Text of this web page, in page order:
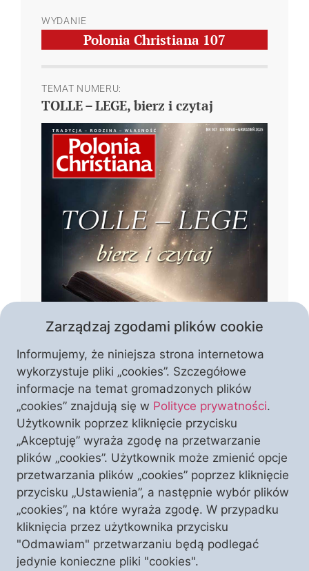
WYDANIE
Polonia Christiana 107
TEMAT NUMERU:
TOLLE – LEGE, bierz i czytaj
Głównym tematem numeru jest Pismo
Święte – jako źródło mądrości,
duchowej siły i zakorzenienia
katolickiego światopoglądu. Autorzy
podejmują refleksję nad tym, jak czytać
Biblię w duchu Tradycji, jak rozumieć jej
przesłanie oraz jak bronić jej prawdy w
czasach zamętu. Wśród poruszanych
tematów znajdują się również m.in.
WESPRZYJ NAS
I ODBIERZ TEN NUMER
Zarządzaj zgodami plików cookie
Informujemy, że niniejsza strona internetowa
wykorzystuje pliki „cookies”. Szczegółowe
informacje na temat gromadzonych plików
„cookies” znajdują się w Polityce prywatności.
Użytkownik poprzez kliknięcie przycisku
„Akceptuję” wyraża zgodę na przetwarzanie
plików „cookies”. Użytkownik może zmienić opcje
przetwarzania plików „cookies” poprzez kliknięcie
przycisku „Ustawienia”, a następnie wybór plików
„cookies”, na które wyraża zgodę. W przypadku
kliknięcia przez użytkownika przycisku
"Odmawiam" przetwarzaniu będą podlegać
jedynie konieczne pliki "cookies".